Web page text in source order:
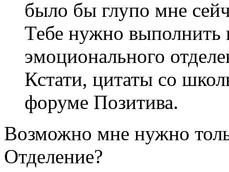
было бы глупо мне
Тебе нужно выполнить
эмоционального
Кстати, цитаты со
форуме Позитива.
Возможно мне нужно
Отделение?